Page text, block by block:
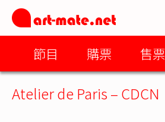
節目 購票 售票
Atelier de Paris – CDCN